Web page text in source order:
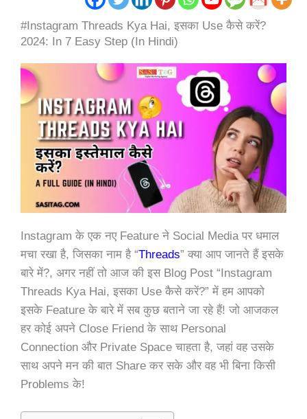
#Instagram Threads Kya Hai, इसका Use कैसे करें?
2024: In 7 Easy Step (In Hindi)
Instagram के एक नए Feature ने Social Media पर धमाल
मचा रखा है, जिसका नाम है “Threads” क्या आप जानते हैं इसके
बारे में?, अगर नहीं तो आज की इस Blog Post “Instagram
Threads Kya Hai, इसका Use कैसे करें?” में हम आपको
इसके Feature के बारे में सब कुछ बताने जा रहे हैं! जो आजकल
हर कोई अपने Close Friend के साथ Personal
Connection और Private Space चाहता है, जहां वह उसके
साथ अपने मन की बात Share कर सके और वह भी बिना किसी
Problems के!